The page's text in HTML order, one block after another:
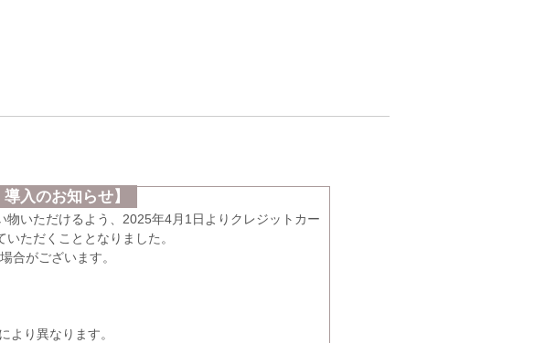
入のお知らせ】
物いただけるよう、2025年4月1日よりクレジットカー
ただくこととなりました。
合がございます。
り異なります。